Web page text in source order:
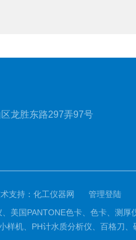
区龙胜东路297弄97号
支持： 化工仪器网 管理登陆
美国PANTONE色卡、色卡、测
机、PH计水质分析仪、百格刀、